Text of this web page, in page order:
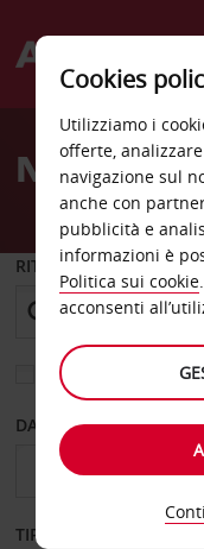
Welcome
AvisNoleggio
RITIRO DA
Scegli una località
DAL GIORNO
TIPOLOGIA DI NOLEGGIO
Cookies
Utilizziamo i
offerte,
navigazione sul
anche con
pubblicità e
informazioni è
Politica sui cookie
acconsenti